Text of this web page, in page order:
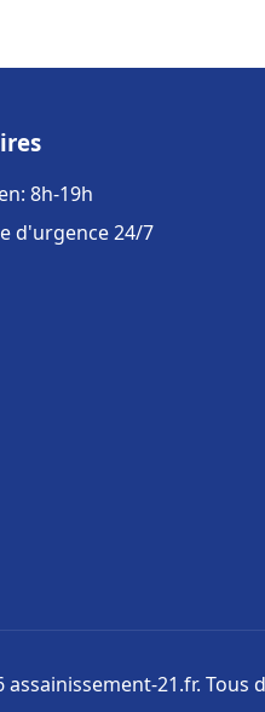
8h-19h
d'urgence 24/7
assainissement-21.fr.